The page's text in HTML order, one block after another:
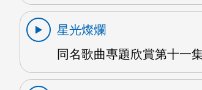
星光燦爛
同名歌曲專題欣賞第十一